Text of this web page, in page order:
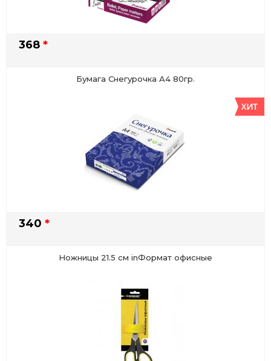
368 *
Бумага Снегурочка А4 80гр.
340 *
Ножницы 21.5 см inФормат офисные